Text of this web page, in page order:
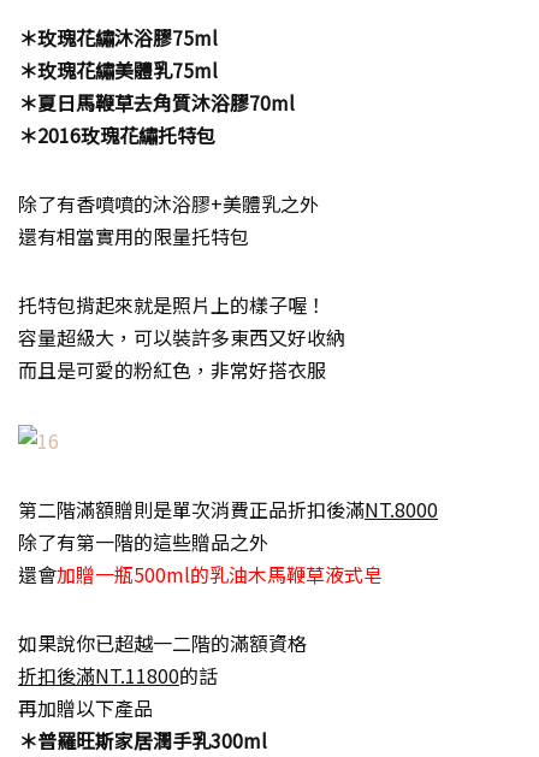
＊玫瑰花繡沐浴膠75ml
＊玫瑰花繡美體乳75ml
＊夏日馬鞭草去角質沐浴膠70ml
＊2016玫瑰花繡托特包
除了有香噴噴的沐浴膠+美體乳之外
還有相當實用的限量托特包
托特包揹起來就是照片上的樣子喔！
容量超級大，可以裝許多東西又好收納
而且是可愛的粉紅色，非常好搭衣服
第二階滿額贈則是單次消費正品折扣後滿NT.8000
除了有第一階的這些贈品之外
還會加贈一瓶500ml的乳油木馬鞭草液式皂
如果說你已超越一二階的滿額資格
折扣後滿NT.11800的話
再加贈以下產品
＊普羅旺斯家居潤手乳300ml